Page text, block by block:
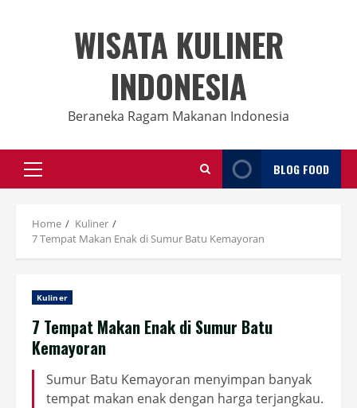
WISATA KULINER
INDONESIA
Beraneka Ragam Makanan Indonesia
Primary
Menu
BLOG FOOD
Home
Kuliner
7 Tempat Makan Enak di Sumur Batu Kemayoran
Kuliner
7 Tempat Makan Enak di Sumur Batu
Kemayoran
Sumur Batu Kemayoran menyimpan banyak
tempat makan enak dengan harga terjangkau.